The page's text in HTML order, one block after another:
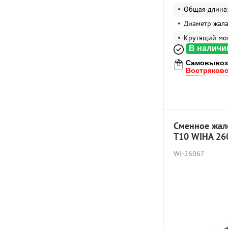
Общая
Диаметр
Крутящий
В
Сменное
T10 WIHA
WI-26067